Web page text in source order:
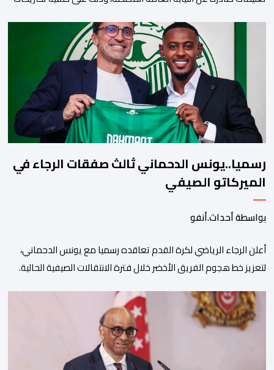
وأعادت تداولها حسابات على شبكات التواصل الاجتماعي. وكانت
السيدة المذكورة قد صرحت بمعطيات مضللة، واتهامات كيدية، تدعي
فيها بأن جهات رسمية هي من فتحت الحدود في […]
رسميا..يونس الدحماني ثالث صفقات الرجاء في
الميركاتو الصيفي
بواسطة أحداث.أنفو
أعلن الرجاء الرياضي لكرة القدم تعاقده رسميا مع يونس الدحماني،
لتعزيز خط هجوم الفريق الأخضر خلال فترة الانتقالات الصيفية الحالية. ​
حيث يعول عليه الطاقم التقني للرجاء لتقديم الإضافة المرجوة في
المسابقات المحلية والقارية المقبلة. ​وجاء هذا التعاقد بعد أداء لافت
قدمه اللاعب برفقة اتحاد […]